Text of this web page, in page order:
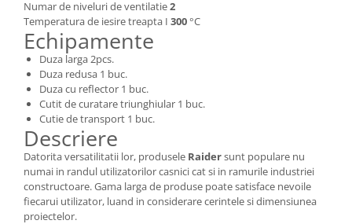
Pirostrii & Arzatoare
Plasa umbrire
Pompe de stropit
Radiatoare
Semanatoare,Plantatoare
Sere
Sobe pe gaz & electrice
Suflante & Aspiratoare
Aspiratoare
Numar de niveluri de ventilatie2
Temperatura de iesire treapta I 300 °C
Echipamente
Duza larga 2pcs.
Duza redusa 1 buc.
Duza cu reflector 1 buc.
Cutit de curatare triunghiular 1 buc.
Cutie de transport 1 buc.
Descriere
Datorita versatilitatii lor, produsele Raidersunt populare nu
numai in randul utilizatorilor casnici cat si in ramurile industriei
constructoare. Gama larga de produse poate satisface nevoile
fiecarui utilizator, luand in considerare cerintele si dimensiunea
proiectelor.